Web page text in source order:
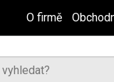
O firmě